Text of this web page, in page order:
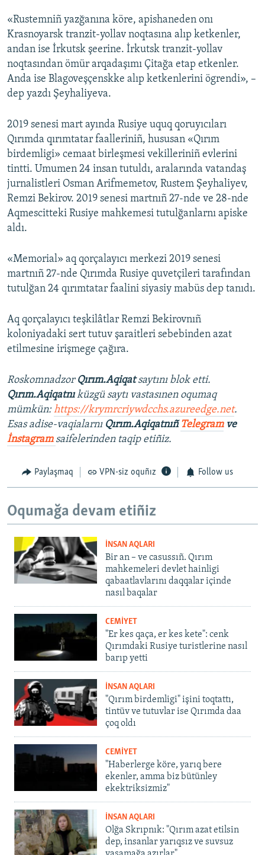
«Rustemniñ yazğanına köre, apishaneden onı
Krasnoyarsk tranzit-yollav noqtasına alıp ketkenler,
andan ise İrkutsk şeerine. İrkutsk tranzit-yollav
noqtasından ömür arqadaşımı Çitağa etap etkenler.
Anda ise Blagoveşçenskke alıp ketkenlerini ögrendi», –
dep yazdı Şeyhaliyeva.
2019 senesi mart ayında Rusiye uquq qoruyıcıları
Qırımda qırımtatar faalleriniñ, hususan «Qırım
birdemligi» cemaat birleşmesi vekilleriniñ evlerini
tintti. Umumen 24 insan tutuldı, aralarında vatandaş
jurnalistleri Osman Arifmemetov, Rustem Şeyhaliyev,
Remzi Bekirov. 2019 senesi martnıñ 27-nde ve 28-nde
Aqmescitteki Rusiye mahkemesi tutulğanlarnı apiske
aldı.
«Memorial» aq qorçalayıcı merkezi 2019 senesi
martnıñ 27-nde Qırımda Rusiye quvetçileri tarafından
tutulğan 24 qırımtatar faalini siyasiy mabüs dep tanıdı.
Aq qorçalayıcı teşkilâtlar Remzi Bekirovnıñ
koloniyadaki sert tutuv şaraitleri sebebinden azat
etilmesine irişmege çağıra.
Roskomnadzor Qırım.Aqiqatsaytını blok etti.
Qırım.Aqiqatnıküzgü saytı vastasınen oqumaq
mümkün:https://krymrcriywdcchs.azureedge.net.
Esas adise-vaqialarnı Qırım.Aqiqatnıñ Telegramve
İnstagram saifelerinden taqip etiñiz.
Paylaşmaq VPN-siz oquñız Follow us
Oqumağa devam etiñiz
İNSAN AQLARI
Bir an – ve casussıñ. Qırım
mahkemeleri devlet hainligi
qabaatlavlarını daqqalar içinde
nasıl baqalar
CEMİYET
"Er kes qaça, er kes kete": cenk
Qırımdaki Rusiye turistlerine nasıl
barıp yetti
İNSAN AQLARI
"Qırım birdemligi" işini toqtattı,
tintüv ve tutuvlar ise Qırımda daa
çoq oldı
CEMİYET
"Haberlerge köre, yarıq bere
ekenler, amma biz bütünley
ekektriksizmiz"
İNSAN AQLARI
Olğa Skrıpnık: "Qırım azat etilsin
dep, insanlar yarıqsız ve suvsuz